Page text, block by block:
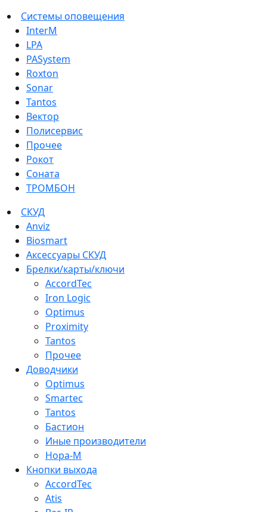
Системы оповещения
InterM
LPA
PASystem
Roxton
Sonar
Tantos
Вектор
Полисервис
Прочее
Рокот
Соната
ТРОМБОН
СКУД
Anviz
Biosmart
Аксессуары СКУД
Брелки/карты/ключи
AccordTec
Iron Logic
Optimus
Proximity
Tantos
Прочее
Доводчики
Optimus
Smartec
Tantos
Бастион
Иные производители
Нора-М
Кнопки выхода
AccordTec
Atis